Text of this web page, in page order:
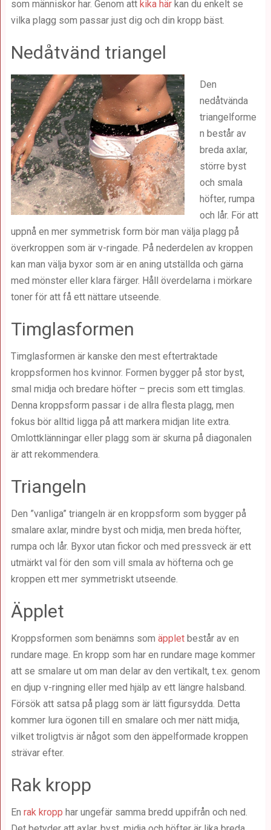
som människor har. Genom att kika härkan du enkelt se
vilka plagg som passar just dig och din kropp bäst.
Nedåtvänd triangel
Den
nedåtvända
triangelforme
n består av
breda axlar,
större byst
och smala
höfter, rumpa
och lår. För att
uppnå en mer symmetrisk form bör man välja plagg på
överkroppen som är v-ringade. På nederdelen av kroppen
kan man välja byxor som är en aning utställda och gärna
med mönster eller klara färger. Håll överdelarna i mörkare
toner för att få ett nättare utseende.
Timglasformen
Timglasformen är kanske den mest eftertraktade
kroppsformen hos kvinnor. Formen bygger på stor byst,
smal midja och bredare höfter – precis som ett timglas.
Denna kroppsform passar i de allra flesta plagg, men
fokus bör alltid ligga på att markera midjan lite extra.
Omlottklänningar eller plagg som är skurna på diagonalen
är att rekommendera.
Triangeln
Den ”vanliga” triangeln är en kroppsform som bygger på
smalare axlar, mindre byst och midja, men breda höfter,
rumpa och lår. Byxor utan fickor och med pressveck är ett
utmärkt val för den som vill smala av höfterna och ge
kroppen ett mer symmetriskt utseende.
Äpplet
Kroppsformen som benämns som äppletbestår av en
rundare mage. En kropp som har en rundare mage kommer
att se smalare ut om man delar av den vertikalt, t.ex. genom
en djup v-ringning eller med hjälp av ett längre halsband.
Försök att satsa på plagg som är lätt figursydda. Detta
kommer lura ögonen till en smalare och mer nätt midja,
vilket troligtvis är något som den äppelformade kroppen
strävar efter.
Rak kropp
En rak kropp har ungefär samma bredd uppifrån och ned.